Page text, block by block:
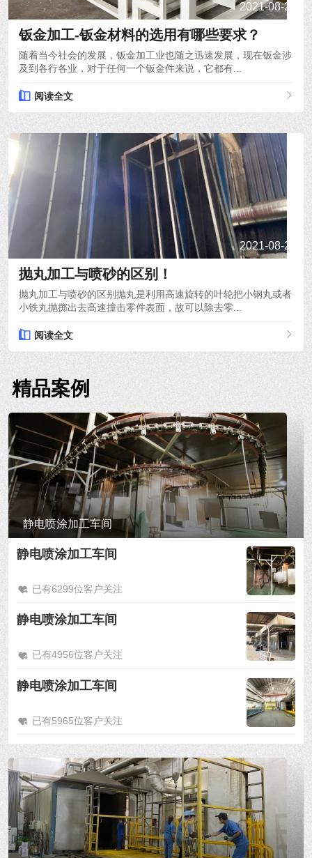
2021-08-22
钣金加工-钣金材料的选用有哪些要求？
随着当今社会的发展，钣金加工业也随之迅速发展，现在钣金涉
及到各行各业，对于任何一个钣金件来说，它都有...
阅读全文
2021-08-20
抛丸加工与喷砂的区别！
抛丸加工与喷砂的区别抛丸是利用高速旋转的叶轮把小钢丸或者
小铁丸抛掷出去高速撞击零件表面，故可以除去零...
阅读全文
精品案例
静电喷涂加工车间
静电喷涂加工车间
已有6299位客户关注
静电喷涂加工车间
已有4956位客户关注
静电喷涂加工车间
已有5965位客户关注